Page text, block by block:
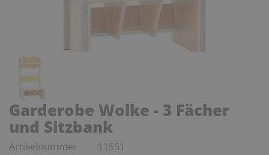
Garderobe Wolke - 3 Fächer
und Sitzbank
Artikelnummer 11551